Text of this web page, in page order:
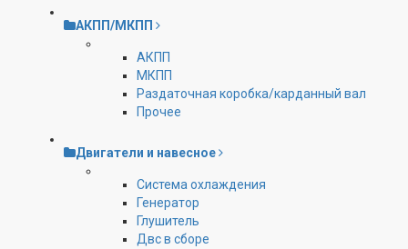
АКПП/МКПП
АКПП
МКПП
Раздаточная коробка/карданный вал
Прочее
Двигатели и навесное
Cистема охлаждения
Генератор
Глушитель
Двс в сборе